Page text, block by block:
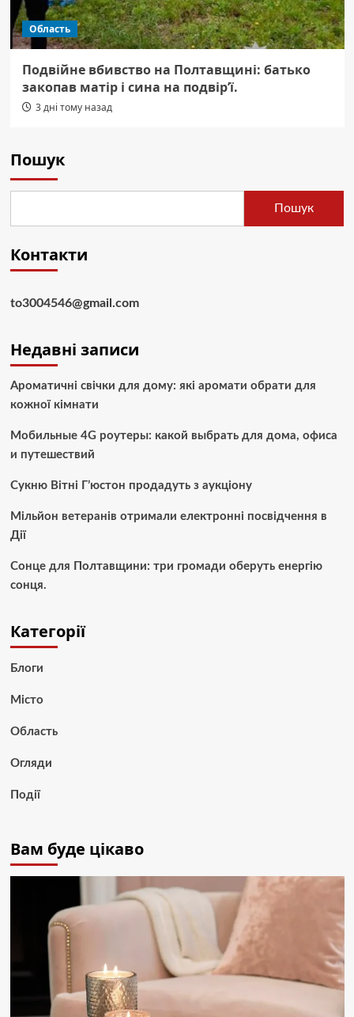
Область
Подвійне вбивство на Полтавщині: батько
закопав матір і сина на подвір’ї.
3 дні тому назад
Пошук
Пошук
Контакти
to3004546@gmail.com
Недавні записи
Ароматичні свічки для дому: які аромати обрати для
кожної кімнати
Мобильные 4G роутеры: какой выбрать для дома, офиса
и путешествий
Сукню Вітні Г’юстон продадуть з аукціону
Мільйон ветеранів отримали електронні посвідчення в
Дії
Сонце для Полтавщини: три громади оберуть енергію
сонця.
Категорії
Блоги
Місто
Область
Огляди
Події
Вам буде цікаво